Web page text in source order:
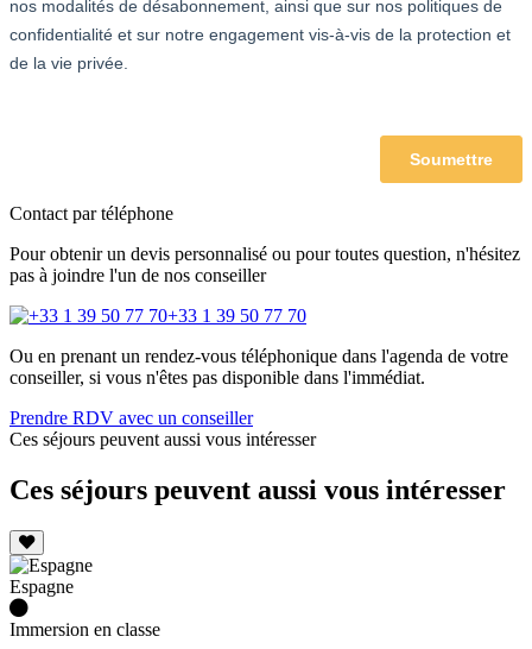
Contact par téléphone
Pour obtenir un devis personnalisé ou pour toutes question, n'hésitez
pas à joindre l'un de nos conseiller
+33 1 39 50 77 70
Ou en prenant un rendez-vous téléphonique dans l'agenda de votre
conseiller, si vous n'êtes pas disponible dans l'immédiat.
Prendre RDV avec un conseiller
Ces séjours peuvent aussi vous intéresser
Ces séjours peuvent aussi vous intéresser
Espagne
Immersion en classe